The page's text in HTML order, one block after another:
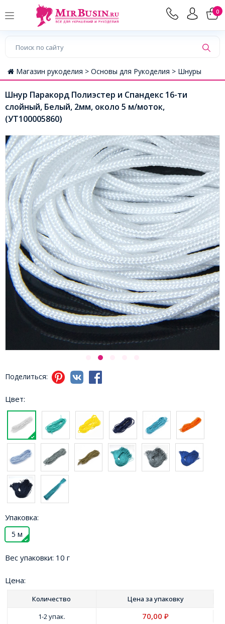
0
Магазин рукоделия > Основы для Рукоделия > Шнуры
Шнур Паракорд Полиэстер и Спандекс 16-ти
слойный, Белый, 2мм, около 5 м/моток,
(УТ100005860)
Поделиться:
Цвет:
Упаковка:
5 м
Вес упаковки: 10 г
Цена:
Количество Цена за упаковку
1-2 упак.
70,00₽